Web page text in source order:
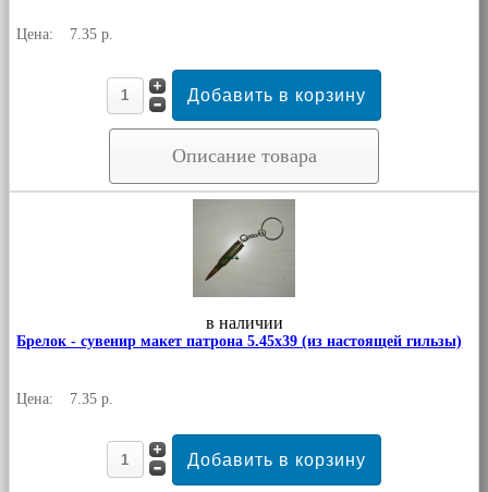
Цена: 7.35 р.
Описание товара
в наличии
Брелок - сувенир макет патрона 5.45х39 (из настоящей гильзы)
Цена: 7.35 р.